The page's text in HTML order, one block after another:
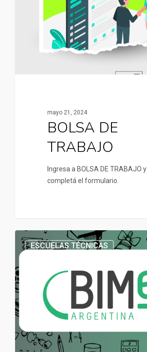
mayo 21, 2024
BOLSA DE
TRABAJO
Ingresa a BOLSA DE TRABAJO y
completá el formulario.
ESCUELAS TÉCNICAS